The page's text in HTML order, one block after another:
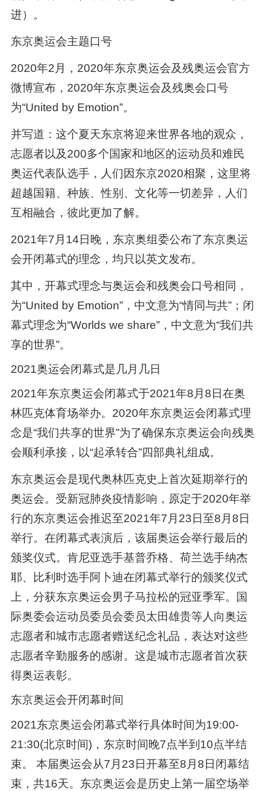
进）。
东京奥运会主题口号
2020年2月，2020年东京奥运会及残奥运会官方
微博宣布，2020年东京奥运会及残奥会口号
为“United by Emotion”。
并写道：这个夏天东京将迎来世界各地的观众，
志愿者以及200多个国家和地区的运动员和难民
奥运代表队选手，人们因东京2020相聚，这里将
超越国籍、种族、性别、文化等一切差异，人们
互相融合，彼此更加了解。
2021年7月14日晚，东京奥组委公布了东京奥运
会开闭幕式的理念，均只以英文发布。
其中，开幕式理念与奥运会和残奥会口号相同，
为“United by Emotion”，中文意为“情同与共”；闭
幕式理念为“Worlds we share”，中文意为“我们共
享的世界”。
2021奥运会闭幕式是几月几日
2021年东京奥运会闭幕式于2021年8月8日在奥
林匹克体育场举办。2020年东京奥运会闭幕式理
念是“我们共享的世界”为了确保东京奥运会向残奥
会顺利承接，以“起承转合”四部典礼组成。
东京奥运会是现代奥林匹克史上首次延期举行的
奥运会。受新冠肺炎疫情影响，原定于2020年举
行的东京奥运会推迟至2021年7月23日至8月8日
举行。在闭幕式表演后，该届奥运会举行最后的
颁奖仪式。肯尼亚选手基普乔格、荷兰选手纳杰
耶、比利时选手阿卜迪在闭幕式举行的颁奖仪式
上，分获东京奥运会男子马拉松的冠亚季军。国
际奥委会运动员委员会委员太田雄贵等人向奥运
志愿者和城市志愿者赠送纪念礼品，表达对这些
志愿者辛勤服务的感谢。这是城市志愿者首次获
得奥运表彰。
东京奥运会开闭幕时间
2021东京奥运会闭幕式举行具体时间为19:00-
21:30(北京时间)，东京时间晚7点半到10点半结
束。 本届奥运会从7月23日开幕至8月8日闭幕结
束，共16天。东京奥运会是历史上第一届空场举